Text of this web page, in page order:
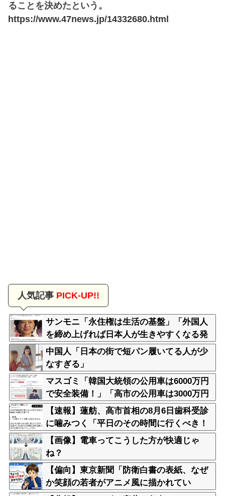
ることを決めたという。
https://www.47news.jp/14332680.html
人気記事PICK-UP!!
サンモニ「永住権は生活の基盤」「外国人
を締め上げれば日本人が生きやすくなる発
想間違い」「ヘイト」
中国人「日本の街で短パン履いてる人が少
なすぎる」
マスゴミ「韓国大統領の公用車は6000万円
で安全装備！」「高市の公用車は3000万円
で贅沢！」
【速報】蓮舫、高市首相の8月6日歯科受診
に噛みつく「平日のその時間に行くべき！
そういうお立場！」
【画像】電車ってこうした方が快適じゃ
ね？
【偏向】東京新聞「防衛白書の表紙、なぜ
か笑顔の若者がアニメ風に描かれてい